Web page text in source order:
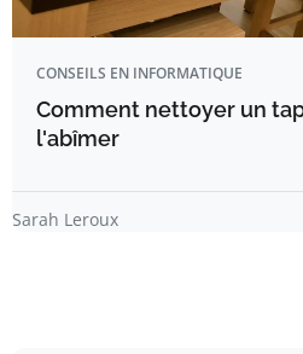
CONSEILS EN INFORMATIQUE
Comment nettoyer un
l'abîmer
Sarah Leroux